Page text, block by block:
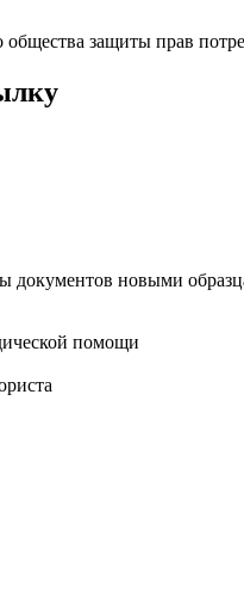
защиты прав
документов новыми
помощи